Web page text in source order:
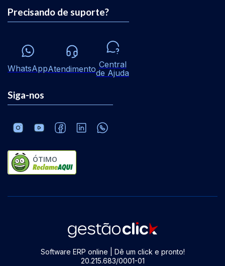
Precisando de suporte?
WhatsAppAtendimento Central
de Ajuda
Siga-nos
ÓTIMO
Software ERP online | Dê um click e pronto!
20.215.683/0001-01